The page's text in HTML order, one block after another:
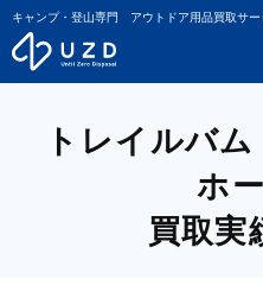
キャンプ・登山専門 アウトドア用品買取サー
トレイルバ
ホ
買取実